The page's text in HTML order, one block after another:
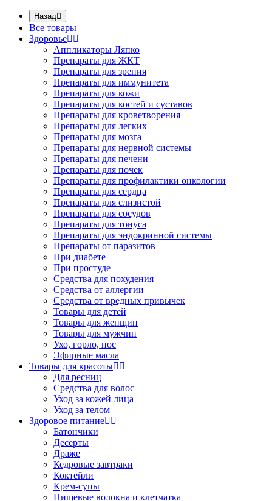
Назад
Все товары
Здоровье
Аппликаторы Ляпко
Препараты для ЖКТ
Препараты для зрения
Препараты для иммунитета
Препараты для кожи
Препараты для костей и суставов
Препараты для кроветворения
Препараты для легких
Препараты для мозга
Препараты для нервной системы
Препараты для печени
Препараты для почек
Препараты для профилактики онкологии
Препараты для сердца
Препараты для слизистой
Препараты для сосудов
Препараты для тонуса
Препараты для эндокринной системы
Препараты от паразитов
При диабете
При простуде
Средства для похудения
Средства от аллергии
Средства от вредных привычек
Товары для детей
Товары для женщин
Товары для мужчин
Ухо, горло, нос
Эфирные масла
Товары для красоты
Для ресниц
Средства для волос
Уход за кожей лица
Уход за телом
Здоровое питание
Батончики
Десерты
Драже
Кедровые завтраки
Коктейли
Крем-супы
Пищевые волокна и клетчатка